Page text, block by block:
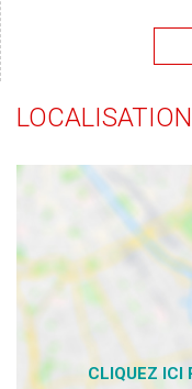
LOCALISATION